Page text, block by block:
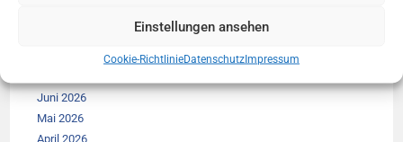
Einstellungen ansehen
Cookie-RichtlinieDatenschutzImpressum
Juni 2026
Mai 2026
April 2026